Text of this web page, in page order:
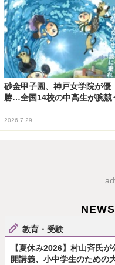
砂金甲子園、神戸女学院が優
勝…全国14校の中高生が腕競
2026.7.29
教育・受験
【夏休み2026】村山斉氏が
開講義、小中学生のための